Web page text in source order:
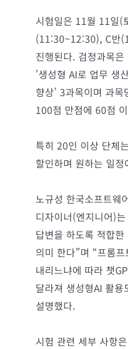
시험일은 11월 11일
(11:30~12:30), C반
진행된다. 검정과목
'생성형 AI로 업무 생
향상' 3과목이며 과
100점 만점에 60점
특히 20인 이상 단체
할인하며 원하는 일
노규성 한국소프트웨
디자이너(엔지니어)
답변을 하도록 적합
의미 한다”며 “프롬
내리느냐에 따라 챗
달라져 생성형AI 활
설명했다.
시험 관련 세부 사항